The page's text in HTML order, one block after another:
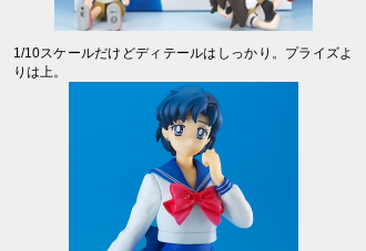
1/10スケールだけどディテールはしっかり。プライズよ
りは上。